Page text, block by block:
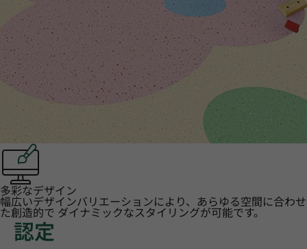
多彩なデザイン
幅広いデザインバリエーションにより、あらゆる空間に合わせ
た創造的で ダイナミックなスタイリングが可能です。
認定